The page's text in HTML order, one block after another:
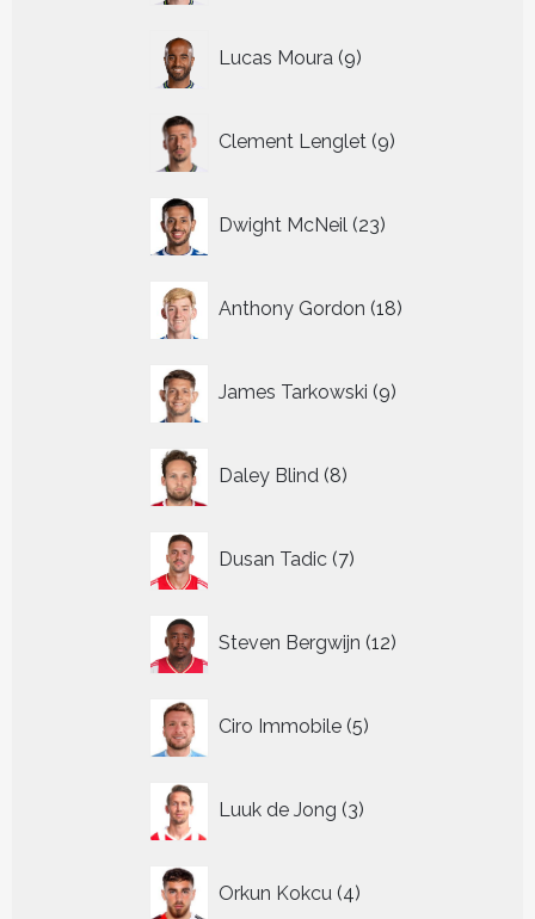
Lucas Moura 9
producten
Clement Lenglet 9
producten
Dwight McNeil 23
producten
Anthony Gordon 18
producten
James Tarkowski 9
producten
Daley Blind 8
producten
Dusan Tadic 7
producten
Steven Bergwijn 12
producten
Ciro Immobile 5
producten
Luuk de Jong 3
producten
Orkun Kokcu 4
producten